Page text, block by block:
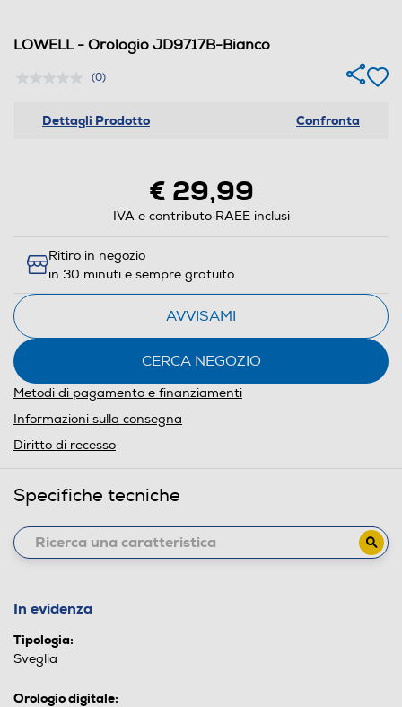
LOWELL - Orologio JD9717B-Bianco
(0)
Dettagli Prodotto Confronta
€ 29,99
IVA e contributo RAEE inclusi
Ritiro in negozio
in 30 minuti e sempre gratuito
AVVISAMI
CERCA NEGOZIO
Metodi di pagamento e finanziamenti
Informazioni sulla consegna
Diritto di recesso
Specifiche tecniche
In evidenza
Tipologia:
Sveglia
Orologio digitale: